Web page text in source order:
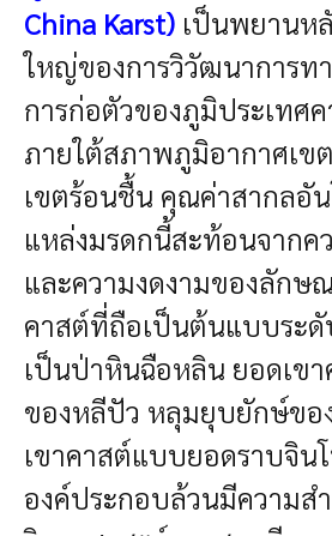
China Karst) เป็นพยานห
ใหญ่ของการวิวัฒนาการท
การก่อตัวของภูมิประเทศ
ภายใต้สภาพภูมิอากาศเข
เขตร้อนชื้น คุณค่าสากลอั
แหล่งมรดกนี้สะท้อนจากค
และความงดงามของลักษ
คาสต์ที่ถือเป็นต้นแบบระดั
เป็นป่าหินฉือหลิน ยอดเข
ของหลีปัว หลุมยุบยักษ์ขอ
เขาคาสต์แบบยอดราบจิน
องค์ประกอบล้วนมีความส